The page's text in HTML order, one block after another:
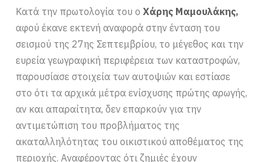
Κατά την πρωτολογία του οΧάρης Μαμουλάκης,
αφού έκανε εκτενή αναφορά στην ένταση του
σεισμού της 27ης Σεπτεμβρίου, το μέγεθος και την
ευρεία γεωγραφική περιφέρεια των καταστροφών,
παρουσίασε στοιχεία των αυτοψιών και εστίασε
στο ότι τα αρχικά μέτρα ενίσχυσης πρώτης αρωγής,
αν και απαραίτητα, δεν επαρκούν για την
αντιμετώπιση του προβλήματος της
ακαταλληλότητας του οικιστικού αποθέματος της
περιοχής. Αναφέροντας ότι ζημιές έχουν